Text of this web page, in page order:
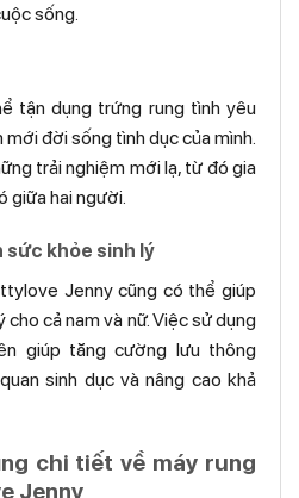
sống.
tận dụng trứng rung tình yêu
đời sống tình dục của mình.
trải nghiệm mới lạ, từ đó gia
giữa hai người.
sức khỏe sinh lý
Jenny cũng có thể giúp
cả nam và nữ. Việc sử dụng
giúp tăng cường lưu thông
sinh dục và nâng cao khả
chi tiết về máy rung
Jenny